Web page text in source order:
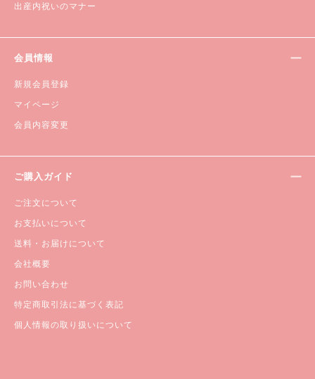
出産内祝いのマナー
会員情報
新規会員登録
マイページ
会員内容変更
ご購入ガイド
ご注文について
お支払いについて
送料・お届けについて
会社概要
お問い合わせ
特定商取引法に基づく表記
個人情報の取り扱いについて